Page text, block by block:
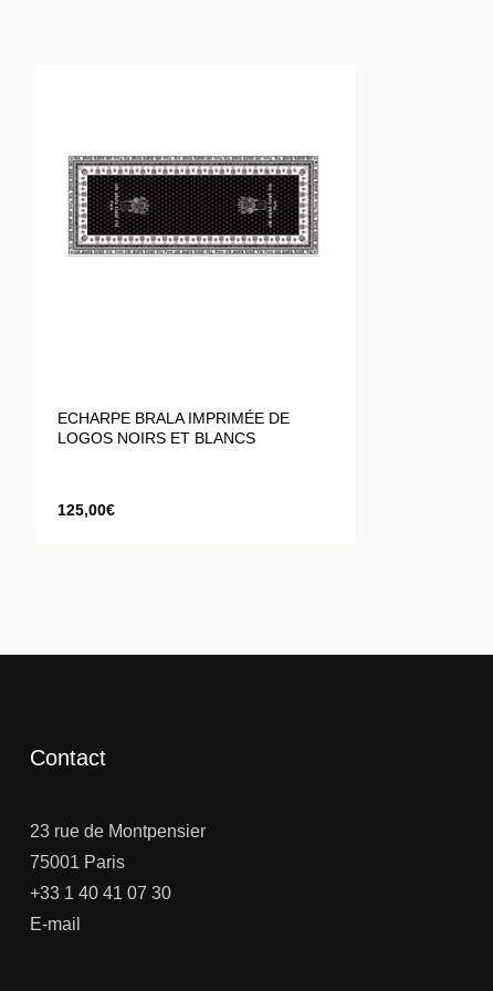
ECHARPE BRALA IMPRIMÉE DE
LOGOS NOIRS ET BLANCS
125,00€
Contact
23 rue de Montpensier
75001 Paris
+33 1 40 41 07 30
E-mail